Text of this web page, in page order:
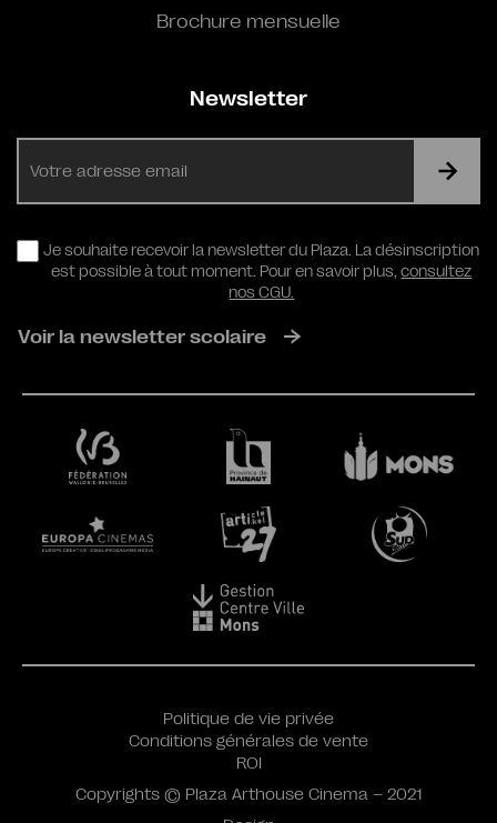
Brochure mensuelle
Newsletter
RGPD
Je souhaite recevoir la newsletter du Plaza. La désinscription
est possible à tout moment. Pour en savoir plus,consultez
nos CGU.
Voir la newsletter scolaire
Politique de vie privée
Conditions générales de vente
ROI
Copyrights © Plaza Arthouse Cinema – 2021